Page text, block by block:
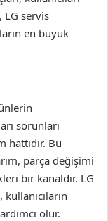
LG servis
en büyük
sorunları
Bu
parça değişimi
bir kanaldır. LG
olur.